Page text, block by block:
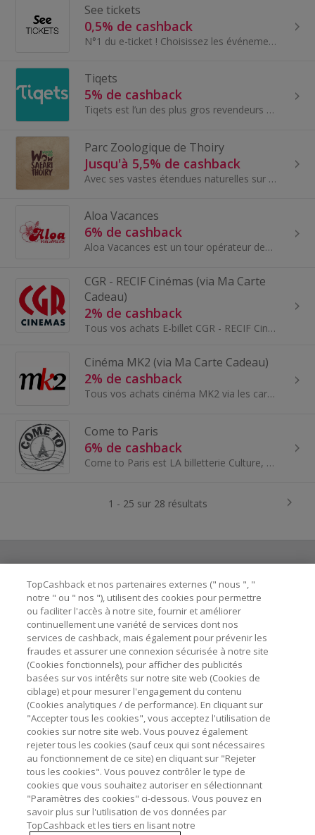
See tickets
0,5% de cashback
N°1 du e-ticket ! Choisissez les événements que vous souhaitez mettre en avant...
Tiqets
5% de cashback
Tiqets est l’un des plus gros revendeurs de tickets d’Europe, avec une incroyable offre...
Parc Zoologique de Thoiry
Jusqu'à 5,5% de cashback
Avec ses vastes étendues naturelles sur 150 hectares, Thoiry se distingue comme l’un des plus grands parcs français et permet aux Hommes de se reco...
Aloa Vacances
6% de cashback
Aloa Vacances est un tour opérateur depuis 2010. Fort de son expérience, Aloa Vacances propose des vacances en campings 3 à 5 étoiles dans 16 desti...
CGR - RECIF Cinémas (via Ma Carte
Cadeau)
2% de cashback
Tous vos achats E-billet CGR - RECIF Cinémas via les cartes cadeaux Ma Carte Cadeau pour économiser un maximum sur vos achats en ligne comme en mag...
Cinéma MK2 (via Ma Carte Cadeau)
2% de cashback
Tous vos achats cinéma MK2 via les cartes cadeaux Ma Carte Cadeau pour économiser un maximum sur vos achats en ligne comme en magasin - Profitez d...
Come to Paris
6% de cashback
Come to Paris est LA billetterie Culture, Loisirs et Tourisme en ligne à Paris et qui propose les meilleures offres aux meilleurs prix
1 - 25 sur 28 résultats
Besoin d'aide ?
Astuces pour économiser
A propos de
Contactez-nous
Mentions légales
Nos sites UK US CN JP DE AU
TopCashback et nos partenaires externes (" nous ", "
notre " ou " nos "), utilisent des cookies pour permettre
ou faciliter l'accès à notre site, fournir et améliorer
continuellement une variété de services dont nos
services de cashback, mais également pour prévenir les
fraudes et assurer une connexion sécurisée à notre site
(Cookies fonctionnels), pour afficher des publicités
basées sur vos intérêts sur notre site web (Cookies de
ciblage) et pour mesurer l'engagement du contenu
(Cookies analytiques / de performance). En cliquant sur
"Accepter tous les cookies", vous acceptez l'utilisation de
cookies sur notre site web. Vous pouvez également
rejeter tous les cookies (sauf ceux qui sont nécessaires
au fonctionnement de ce site) en cliquant sur "Rejeter
tous les cookies". Vous pouvez contrôler le type de
cookies que vous souhaitez autoriser en sélectionnant
"Paramètres des cookies" ci-dessous. Vous pouvez en
savoir plus sur l'utilisation de vos données par
TopCashback et les tiers en lisant notre